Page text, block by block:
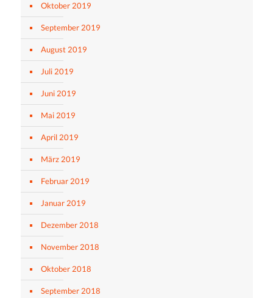
Oktober 2019
September 2019
August 2019
Juli 2019
Juni 2019
Mai 2019
April 2019
März 2019
Februar 2019
Januar 2019
Dezember 2018
November 2018
Oktober 2018
September 2018